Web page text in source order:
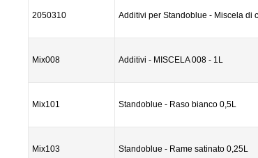
2050310 Additivi per Standoblue - Miscela di
Mix008 Additivi - MISCELA 008 - 1L
Mix101 Standoblue - Raso bianco 0,5L
Mix103 Standoblue - Rame satinato 0,25L